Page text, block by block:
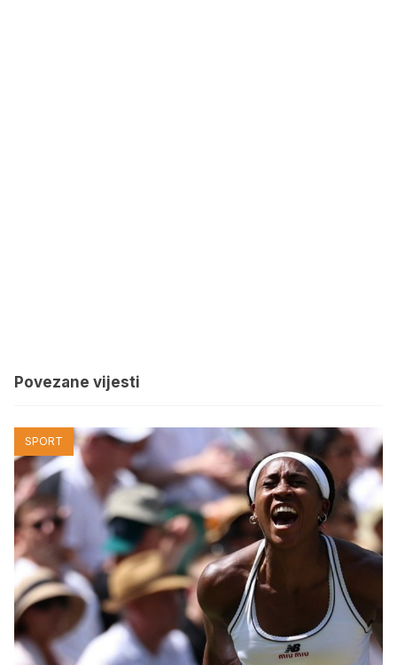
Povezane vijesti
SPORT